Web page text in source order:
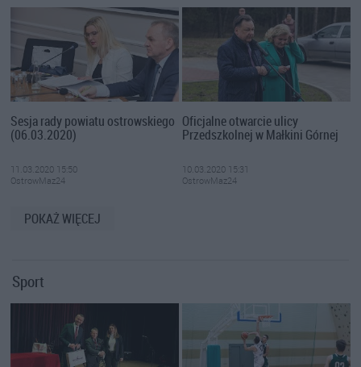
Sesja rady powiatu ostrowskiego
(06.03.2020)
11.03.2020 15:50
OstrowMaz24
Oficjalne otwarcie ulicy
Przedszkolnej w Małkini Górnej
10.03.2020 15:31
OstrowMaz24
POKAŻ WIĘCEJ
Sport